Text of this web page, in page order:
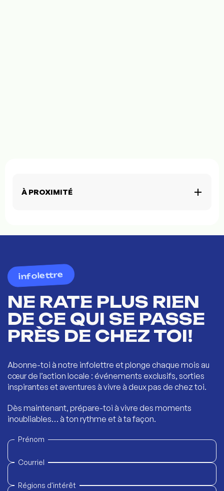
À PROXIMITÉ
infolettre
NE RATE PLUS RIEN
DE CE QUI SE PASSE
PRÈS DE CHEZ TOI!
Abonne-toi à notre infolettre et plonge chaque mois au
cœur de l’action locale : événements exclusifs, sorties
inspirantes et aventures à vivre à deux pas de chez toi.
Dès maintenant, prépare-toi à vivre des moments
inoubliables… à ton rythme et à ta façon.
Prénom
Courriel
Régions d'intérêt